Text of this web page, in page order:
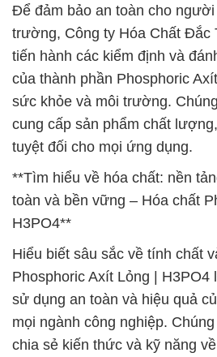
Để đảm bảo an toàn cho
trường, Công ty Hóa Chất Đắc
tiến hành các kiểm định và
của thành phần Phosphoric
sức khỏe và môi trường.
cung cấp sản phẩm chất
tuyệt đối cho mọi ứng dụng.
**Tìm hiểu về hóa chất: nền
toàn và bền vững – Hóa chất
H3PO4**
Hiểu biết sâu sắc về tính chất
Phosphoric Axít Lỏng | H3PO4
sử dụng an toàn và hiệu quả
mọi ngành công nghiệp.
chia sẻ kiến thức và kỹ năng